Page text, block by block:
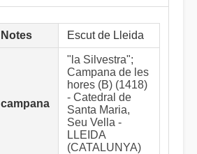
Notes Escut de Lleida
campana
"la Silvestra";
Campana de les
hores (B) (1418)
- Catedral de
Santa Maria,
Seu Vella -
LLEIDA
(CATALUNYA)